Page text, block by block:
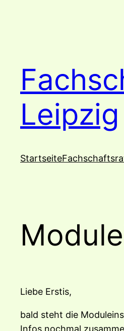
Leipzig
Startseite
Liebe Erstis,
bald steht die
Infos nochmal